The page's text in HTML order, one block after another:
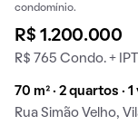
condomínio.
R$ 1.200.000
R$ 765 Condo. +
70 m² · 2 quartos ·
Rua Simão Velho,